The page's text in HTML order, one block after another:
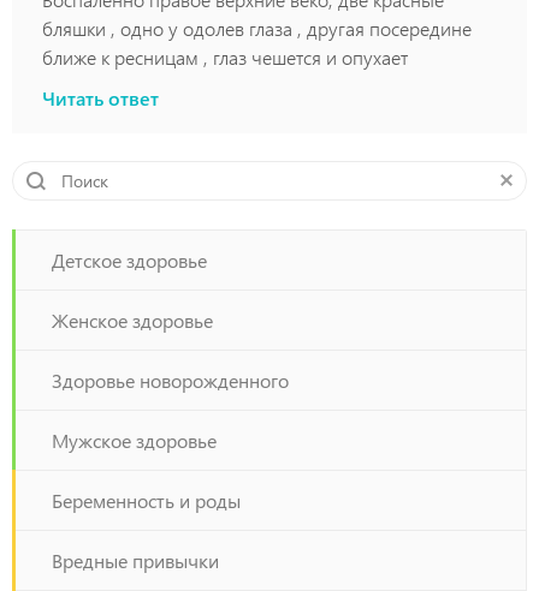
бляшки , одно у одолев глаза , другая посередине
ближе к ресницам , глаз чешется и опухает
Читать ответ
Детское здоровье
Женское здоровье
Здоровье новорожденного
Мужское здоровье
Беременность и роды
Вредные привычки